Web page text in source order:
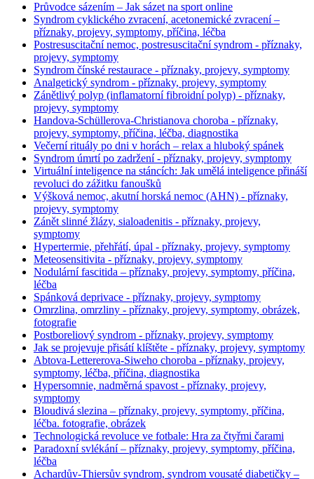
Průvodce sázením – Jak sázet na sport online
Syndrom cyklického zvracení, acetonemické zvracení –
příznaky, projevy, symptomy, příčina, léčba
Postresuscitační nemoc, postresuscitační syndrom - příznaky,
projevy, symptomy
Syndrom čínské restaurace - příznaky, projevy, symptomy
Analgetický syndrom - příznaky, projevy, symptomy
Zánětlivý polyp (inflamatorní fibroidní polyp) - příznaky,
projevy, symptomy
Handova-Schüllerova-Christianova choroba - příznaky,
projevy, symptomy, příčina, léčba, diagnostika
Večerní rituály po dni v horách – relax a hluboký spánek
Syndrom úmrtí po zadržení - příznaky, projevy, symptomy
Virtuální inteligence na stáncích: Jak umělá inteligence přináší
revoluci do zážitku fanoušků
Výšková nemoc, akutní horská nemoc (AHN) - příznaky,
projevy, symptomy
Zánět slinné žlázy, sialoadenitis - příznaky, projevy,
symptomy
Hypertermie, přehřátí, úpal - příznaky, projevy, symptomy
Meteosensitivita - příznaky, projevy, symptomy
Nodulární fascitida – příznaky, projevy, symptomy, příčina,
léčba
Spánková deprivace - příznaky, projevy, symptomy
Omrzlina, omrzliny - příznaky, projevy, symptomy, obrázek,
fotografie
Postboreliový syndrom - příznaky, projevy, symptomy
Jak se projevuje přisátí klíštěte - příznaky, projevy, symptomy
Abtova-Lettererova-Siweho choroba - příznaky, projevy,
symptomy, léčba, příčina, diagnostika
Hypersomnie, nadměrná spavost - příznaky, projevy,
symptomy
Bloudivá slezina – příznaky, projevy, symptomy, příčina,
léčba. fotografie, obrázek
Technologická revoluce ve fotbale: Hra za čtyřmi čarami
Paradoxní svlékání – příznaky, projevy, symptomy, příčina,
léčba
Achardův-Thiersův syndrom, syndrom vousaté diabetičky –